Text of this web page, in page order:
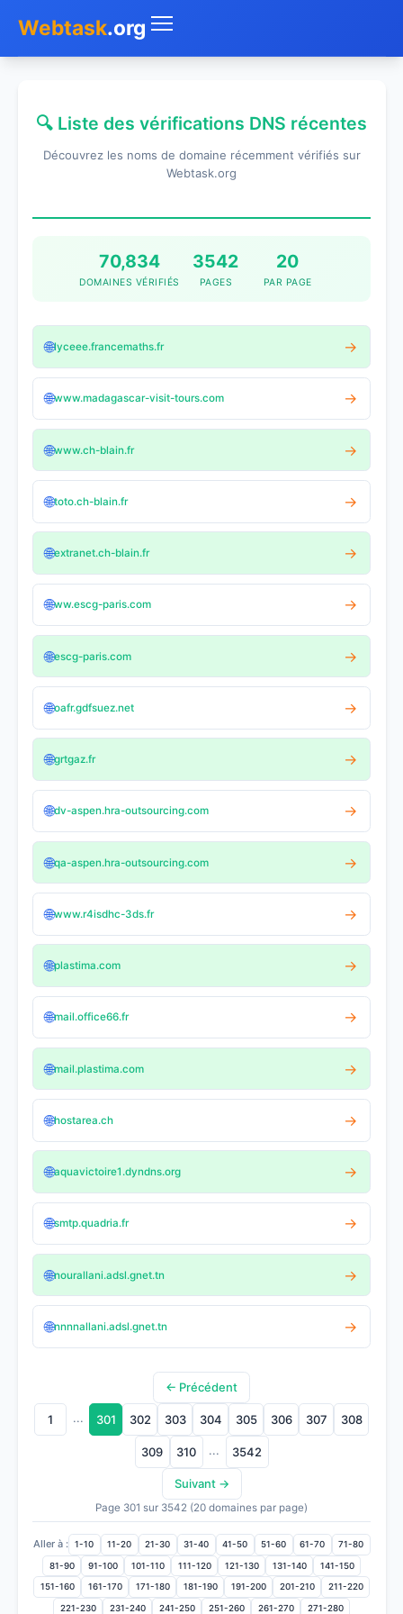
Webtask.org
Whois
SMS Gratuit
🔍 Liste des vérifications DNS récentes
Découvrez les noms de domaine récemment vérifiés sur
Webtask.org
70,834
DOMAINES VÉRIFIÉS
3542
PAGES
20
PAR PAGE
🌐lyceee.francemaths.fr →
🌐www.madagascar-visit-tours.com →
🌐www.ch-blain.fr →
🌐toto.ch-blain.fr →
🌐extranet.ch-blain.fr →
🌐ww.escg-paris.com →
🌐escg-paris.com →
🌐oafr.gdfsuez.net →
🌐grtgaz.fr →
🌐dv-aspen.hra-outsourcing.com →
🌐qa-aspen.hra-outsourcing.com →
🌐www.r4isdhc-3ds.fr →
🌐plastima.com →
🌐mail.office66.fr →
🌐mail.plastima.com →
🌐hostarea.ch →
🌐aquavictoire1.dyndns.org →
🌐smtp.quadria.fr →
🌐nourallani.adsl.gnet.tn →
🌐nnnnallani.adsl.gnet.tn →
← Précédent
1 ... 301 302 303 304 305 306 307 308
309 310 ... 3542
Suivant →
Page 301 sur 3542 (20 domaines par page)
Aller à : 1-10 11-20 21-30 31-40 41-50 51-60 61-70 71-80
81-90 91-100 101-110 111-120 121-130 131-140 141-150
151-160 161-170 171-180 181-190 191-200 201-210 211-220
221-230 231-240 241-250 251-260 261-270 271-280